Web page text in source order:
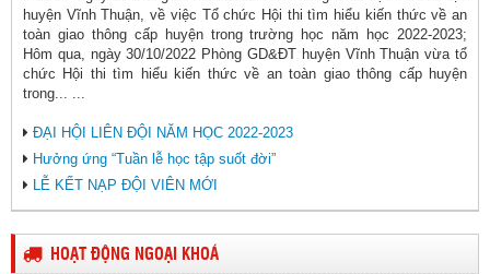
huyện Vĩnh Thuận, về việc Tổ chức Hội thi tìm hiểu kiến thức về an
toàn giao thông cấp huyện trong trường học năm học 2022-2023;
Hôm qua, ngày 30/10/2022 Phòng GD&ĐT huyện Vĩnh Thuận vừa tổ
chức Hội thi tìm hiểu kiến thức về an toàn giao thông cấp huyện
trong... ...
ĐẠI HỘI LIÊN ĐỘI NĂM HỌC 2022-2023
Hưởng ứng “Tuần lễ học tập suốt đời”
LỄ KẾT NẠP ĐỘI VIÊN MỚI
HOẠT ĐỘNG NGOẠI KHOÁ